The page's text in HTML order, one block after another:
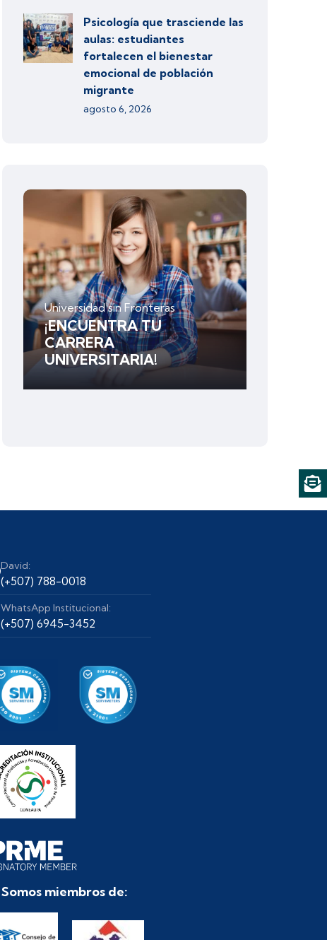
Psicología que trasciende las
aulas: estudiantes
fortalecen el bienestar
emocional de población
migrante
agosto 6, 2026
Universidad sin Fronteras
¡ENCUENTRA TU
CARRERA
UNIVERSITARIA!
David:
(+507) 788-0018
WhatsApp Institucional:
(+507) 6945-3452
Somos miembros de: